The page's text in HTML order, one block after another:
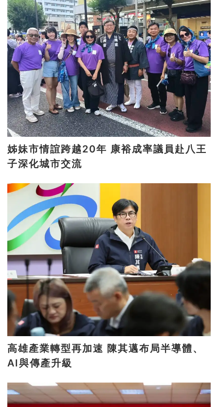
姊妹市情誼跨越20年 康裕成率議員赴八王
子深化城市交流
高雄產業轉型再加速 陳其邁布局半導體、
AI與傳產升級